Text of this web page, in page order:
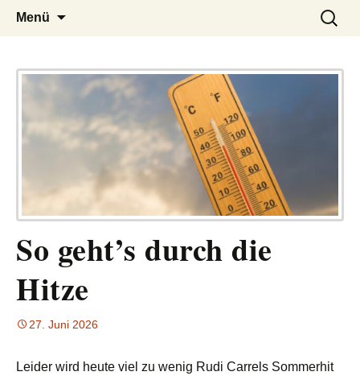
LUCKX
– das Magazin
Menü
Suchen
nach:
So geht’s durch die
Hitze
27. Juni 2026
Leider wird heute viel zu wenig Rudi Carrels Sommerhit